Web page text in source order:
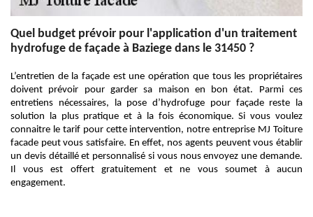
Quel budget prévoir pour l'application d'un traitement
hydrofuge de façade à Baziege dans le 31450 ?
L’entretien de la façade est une opération que tous les propriétaires
doivent prévoir pour garder sa maison en bon état. Parmi ces
entretiens nécessaires, la pose d’hydrofuge pour façade reste la
solution la plus pratique et à la fois économique. Si vous voulez
connaitre le tarif pour cette intervention, notre entreprise MJ Toiture
facade peut vous satisfaire. En effet, nos agents peuvent vous établir
un devis détaillé et personnalisé si vous nous envoyez une demande.
Il vous est offert gratuitement et ne vous soumet à aucun
engagement.